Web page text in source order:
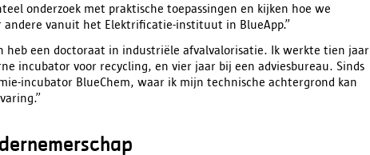
onderzoek met praktische toepassingen en kijken hoe we
vanuit het Elektrificatie-instituut in BlueApp.”
heb een doctoraat in industriële afvalvalorisatie. Ik werkte tien jaar
incubator voor recycling, en vier jaar bij een adviesbureau. Sinds
incubator BlueChem, waar ik mijn technische achtergrond kan